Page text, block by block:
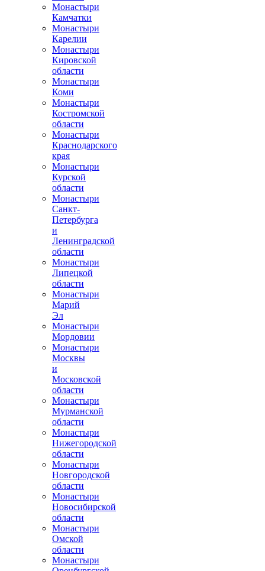
Монастыри
Камчатки
Монастыри
Карелии
Монастыри
Кировской
области
Монастыри
Коми
Монастыри
Костромской
области
Монастыри
Краснодарского
края
Монастыри
Курской
области
Монастыри
Санкт-
Петербурга
и
Ленинградской
области
Монастыри
Липецкой
области
Монастыри
Марий
Эл
Монастыри
Мордовии
Монастыри
Москвы
и
Московской
области
Монастыри
Мурманской
области
Монастыри
Нижегородской
области
Монастыри
Новгородской
области
Монастыри
Новосибирской
области
Монастыри
Омской
области
Монастыри